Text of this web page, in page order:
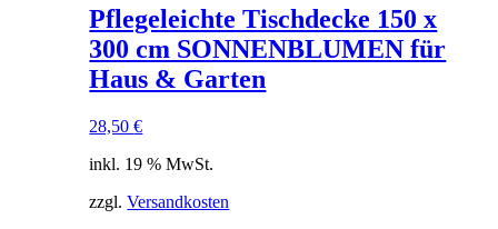
Pflegeleichte Tischdecke 150 x
300 cm SONNENBLUMEN für
Haus & Garten
28,50€
inkl. 19 % MwSt.
zzgl.Versandkosten